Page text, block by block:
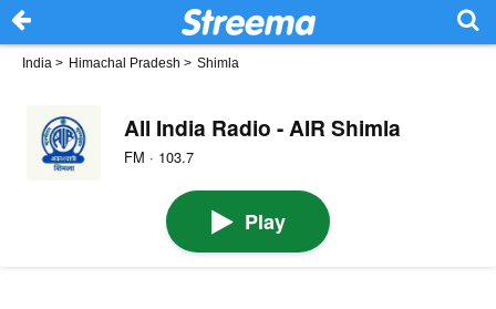
India > Himachal Pradesh > Shimla
All India Radio - AIR Shimla
FM · 103.7
Play